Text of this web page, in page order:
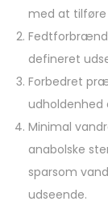
med at tilføre
defineret
Forbedret
Minimal
anabolske
sparsom
udseende.